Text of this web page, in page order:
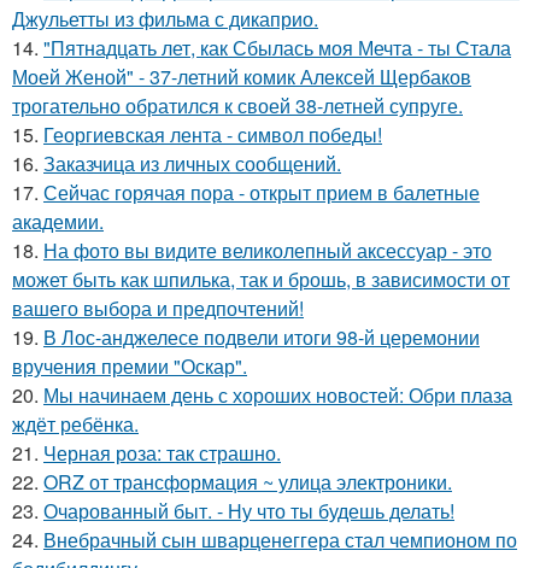
Джульетты из фильма с дикаприо.
14. "Пятнадцать лет, как Сбылась моя Мечта - ты Стала
Моей Женой" - 37-летний комик Алексей Щербаков
трогательно обратился к своей 38-летней супруге.
15. Георгиевская лента - символ победы!
16. Заказчица из личных сообщений.
17. Сейчас горячая пора - открыт прием в балетные
академии.
18. На фото вы видите великолепный аксессуар - это
может быть как шпилька, так и брошь, в зависимости от
вашего выбора и предпочтений!
19. В Лос-анджелесе подвели итоги 98-й церемонии
вручения премии "Оскар".
20. Мы начинаем день с хороших новостей: Обри плаза
ждёт ребёнка.
21. Черная роза: так страшно.
22. ORZ от трансформация ~ улица электроники.
23. Очарованный быт. - Ну что ты будешь делать!
24. Внебрачный сын шварценеггера стал чемпионом по